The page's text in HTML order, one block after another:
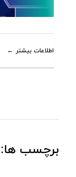
اطلاعات بیشتر
برچسب ها: